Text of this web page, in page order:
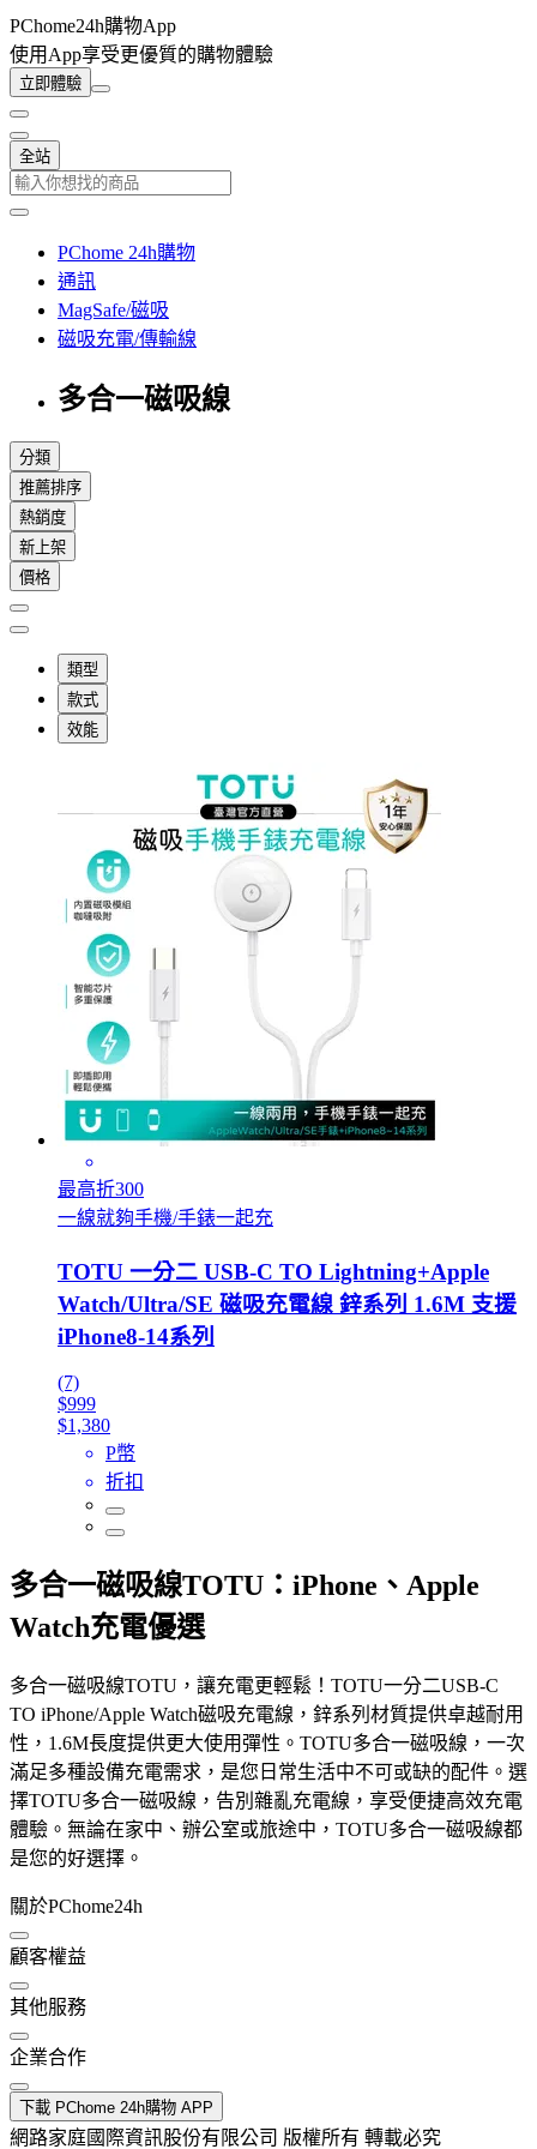
PChome24h購物App
使用App享受更優質的購物體驗
立即體驗
全站
PChome 24h購物
通訊
MagSafe/磁吸
磁吸充電/傳輸線
多合一磁吸線
分類
推薦排序
熱銷度
新上架
價格
類型
款式
效能
最高折300
一線就夠手機/手錶一起充
TOTU 一分二 USB-C TO Lightning+Apple
Watch/Ultra/SE 磁吸充電線 鋅系列 1.6M 支援
iPhone8-14系列
(7)
$999
$1,380
P幣
折扣
多合一磁吸線TOTU：iPhone、Apple
Watch充電優選
多合一磁吸線TOTU，讓充電更輕鬆！TOTU一分二USB-C
TO iPhone/Apple Watch磁吸充電線，鋅系列材質提供卓越耐用
性，1.6M長度提供更大使用彈性。TOTU多合一磁吸線，一次
滿足多種設備充電需求，是您日常生活中不可或缺的配件。選
擇TOTU多合一磁吸線，告別雜亂充電線，享受便捷高效充電
體驗。無論在家中、辦公室或旅途中，TOTU多合一磁吸線都
是您的好選擇。
關於PChome24h
顧客權益
其他服務
企業合作
下載 PChome 24h購物 APP
網路家庭國際資訊股份有限公司 版權所有 轉載必究